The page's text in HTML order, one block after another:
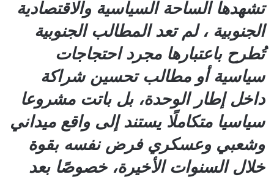
تشهدها الساحة السياسية والاقتصادية
الجنوبية ، لم تعد المطالب الجنوبية
تُطرح باعتبارها مجرد احتجاجات
سياسية أو مطالب تحسين شراكة
داخل إطار الوحدة، بل باتت مشروعا
سياسيا متكاملًا يستند إلى واقع ميداني
وشعبي وعسكري فرض نفسه بقوة
خلال السنوات الأخيرة، خصوصًا بعد